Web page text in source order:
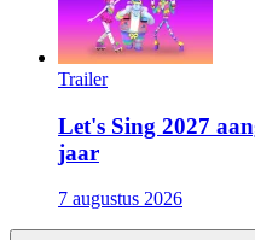
Trailer
Let's Sing 2027
jaar
7 augustus 2026